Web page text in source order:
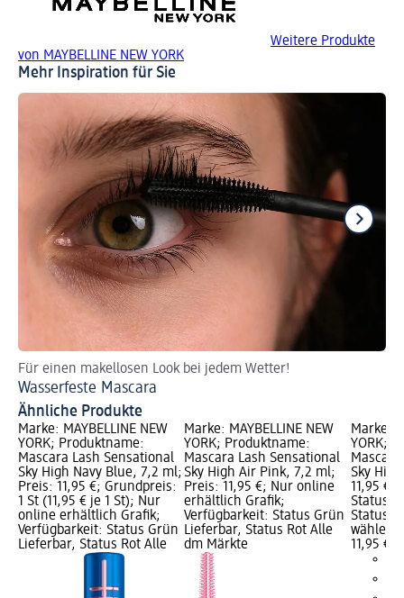
Weitere Produkte
von MAYBELLINE NEW YORK
Mehr Inspiration für Sie
Für einen makellosen Look bei jedem Wetter!
Wasserfeste Mascara
Ähnliche Produkte
Marke: MAYBELLINE NEW
YORK; Produktname:
Mascara Lash Sensational
Sky High Navy Blue, 7,2 ml;
Preis: 11,95 €; Grundpreis:
1 St (11,95 € je 1 St); Nur
online erhältlich Grafik;
Verfügbarkeit: Status Grün
Lieferbar, Status Rot Alle
Marke: MAYBELLINE NEW
YORK; Produktname:
Mascara Lash Sensational
Sky High Air Pink, 7,2 ml;
Preis: 11,95 €; Nur online
erhältlich Grafik;
Verfügbarkeit: Status Grün
Lieferbar, Status Rot Alle
dm Märkte
Marke:
YORK;
Sky
11,95 €;
Status
Status
wählen
11,95 €